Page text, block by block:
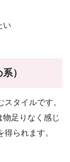
い
）
タイルです。
物足りなく感じ
られます。